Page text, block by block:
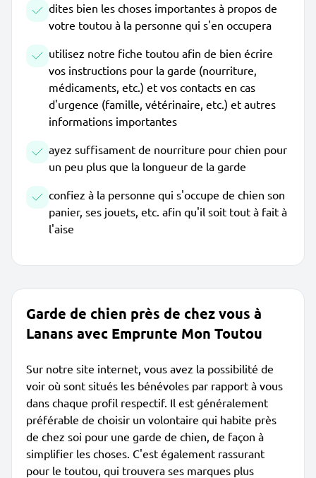
dites bien les choses importantes à propos de
votre toutou à la personne qui s'en occupera
utilisez notre fiche toutou afin de bien écrire
vos instructions pour la garde (nourriture,
médicaments, etc.) et vos contacts en cas
d'urgence (famille, vétérinaire, etc.) et autres
informations importantes
ayez suffisament de nourriture pour chien pour
un peu plus que la longueur de la garde
confiez à la personne qui s'occupe de chien son
panier, ses jouets, etc. afin qu'il soit tout à fait à
l'aise
Garde de chien près de chez vous à
Lanans avec Emprunte Mon Toutou
Sur notre site internet, vous avez la possibilité de
voir où sont situés les bénévoles par rapport à vous
dans chaque profil respectif. Il est généralement
préférable de choisir un volontaire qui habite près
de chez soi pour une garde de chien, de façon à
simplifier les choses. C'est également rassurant
pour le toutou, qui trouvera ses marques plus